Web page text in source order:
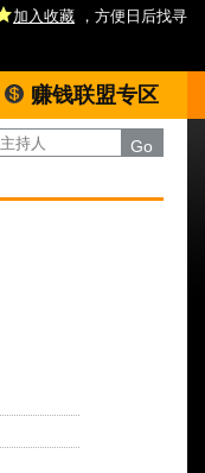
加入收藏 ，方便日后找寻
赚钱联盟专区